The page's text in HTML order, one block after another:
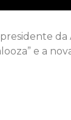
e a